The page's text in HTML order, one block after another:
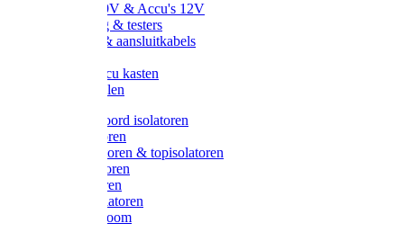
Batterijen 9V & Accu's 12V
Beveiliging & testers
Kabelsets & aansluitkabels
Metalen accu kasten
Zonnepanelen
Draad & koord isolatoren
Ringisolatoren
Extra isolatoren & topisolatoren
Hoekisolatoren
Lintisolatoren
Afstandisolatoren
Isolatorenboom